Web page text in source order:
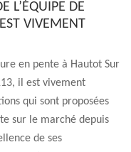
L’ÉQUIPE DE
VIVEMENT
en pente à Hautot Sur
il est vivement
qui sont proposées
sur le marché depuis
de ses